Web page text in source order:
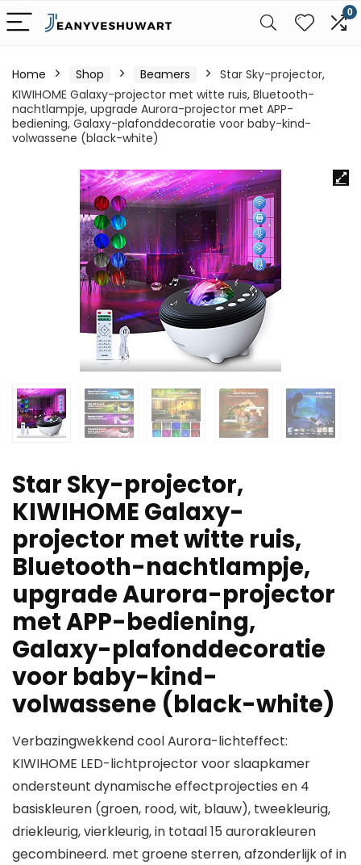
0
Home Shop Beamers
Star Sky-projector,
KIWIHOME Galaxy-projector met witte ruis, Bluetooth-
nachtlampje, upgrade Aurora-projector met APP-
bediening, Galaxy-plafonddecoratie voor baby-kind-
volwassene (black-white)
Star Sky-projector,
KIWIHOME Galaxy-
projector met witte ruis,
Bluetooth-nachtlampje,
upgrade Aurora-projector
met APP-bediening,
Galaxy-plafonddecoratie
voor baby-kind-
volwassene (black-white)
Verbazingwekkend cool Aurora-lichteffect:
KIWIHOME LED-lichtprojector voor slaapkamer
ondersteunt dynamische effectprojecties en 4
basiskleuren (groen, rood, wit, blauw), tweekleurig,
driekleurig, vierkleurig, in totaal 15 aurorakleuren
gecombineerd. met groene sterren, afzonderlijk of in